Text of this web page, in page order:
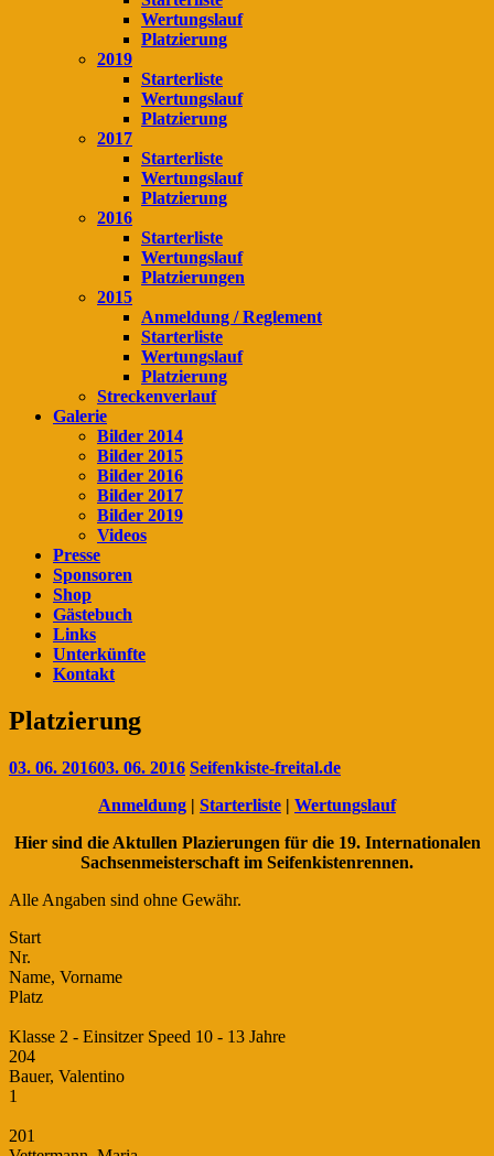
Wertungslauf
Platzierung
2019
Starterliste
Wertungslauf
Platzierung
2017
Starterliste
Wertungslauf
Platzierung
2016
Starterliste
Wertungslauf
Platzierungen
2015
Anmeldung / Reglement
Starterliste
Wertungslauf
Platzierung
Streckenverlauf
Galerie
Bilder 2014
Bilder 2015
Bilder 2016
Bilder 2017
Bilder 2019
Videos
Presse
Sponsoren
Shop
Gästebuch
Links
Unterkünfte
Kontakt
Platzierung
03. 06. 201603. 06. 2016 Seifenkiste-freital.de
Anmeldung | Starterliste | Wertungslauf
Hier sind die Aktullen Plazierungen für die 19. Internationalen
Sachsenmeisterschaft im Seifenkistenrennen.
Alle Angaben sind ohne Gewähr.
Start
Nr.
Name, Vorname
Platz
Klasse 2 - Einsitzer Speed 10 - 13 Jahre
204
Bauer, Valentino
1
201